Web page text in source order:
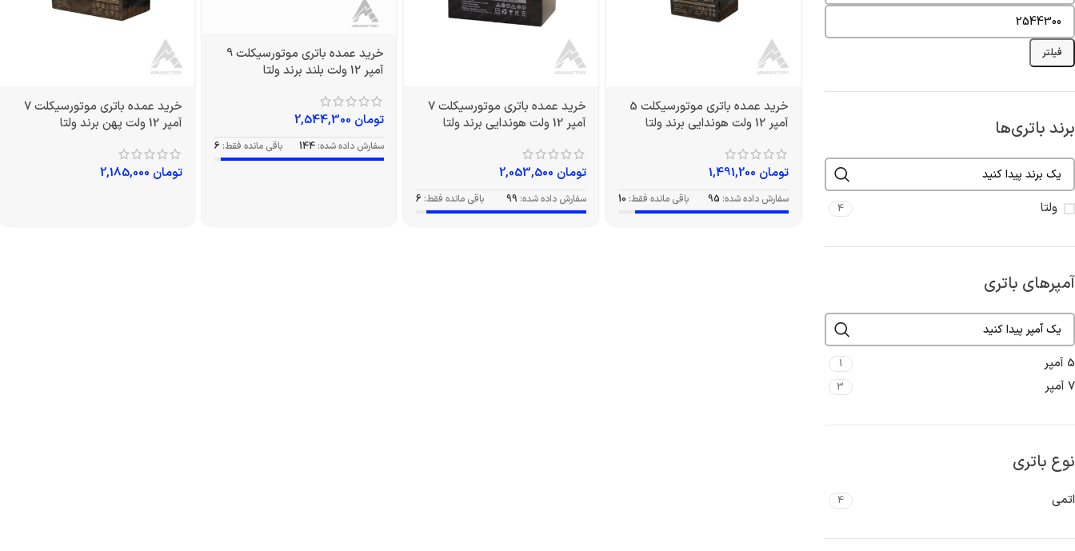
فیلتر
برند باتری‌ها
ولتا 4
آمپرهای باتری
5 آمپر 1
7 آمپر 3
نوع باتری
اتمی 4
خرید عمده باتری موتورسیکلت 5
آمپر 12 ولت هوندایی برند ولتا
تومان
سفارش داده شده: 95 باقی مانده فقط: 10
خرید عمده باتری موتورسیکلت 7
آمپر 12 ولت هوندایی برند ولتا
تومان
سفارش داده شده: 99 باقی مانده فقط: 6
خرید عمده باتری موتورسیکلت 9
آمپر 12 ولت بلند برند ولتا
تومان
سفارش داده شده: 144 باقی مانده فقط: 6
خرید عمده باتری موتورسیکلت 7
آمپر 12 ولت پهن برند ولتا
تومان